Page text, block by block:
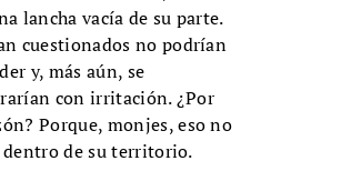
lancha vacía de su parte.
cuestionados no podrían
y, más aún, se
con irritación. ¿Por
Porque, monjes, eso no
dentro de su territorio.